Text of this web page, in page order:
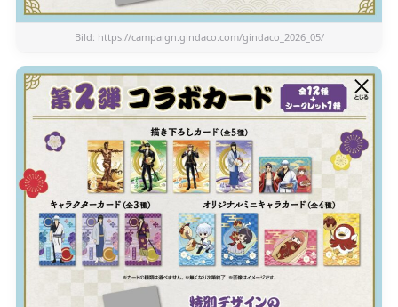
Bild: https://campaign.gindaco.com/gindaco_2026_05/